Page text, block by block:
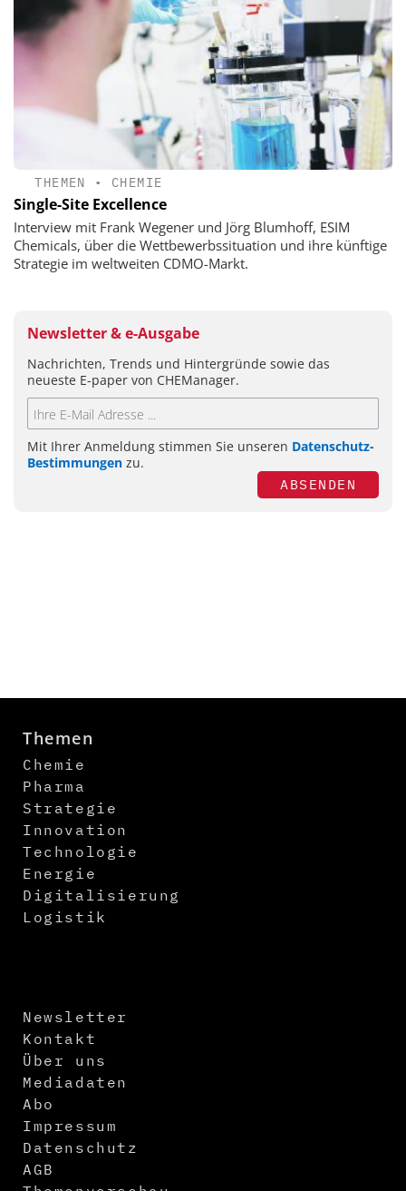
THEMEN • CHEMIE
Single-Site Excellence
Interview mit Frank Wegener und Jörg Blumhoff, ESIM
Chemicals, über die Wettbewerbssituation und ihre künftige
Strategie im weltweiten CDMO-Markt.
Newsletter & e-Ausgabe
Nachrichten, Trends und Hintergründe sowie das
neueste E-paper von CHEManager.
Mit Ihrer Anmeldung stimmen Sie unseren Datenschutz-
Bestimmungen zu.
ABSENDEN
Themen
Chemie
Pharma
Strategie
Innovation
Technologie
Energie
Digitalisierung
Logistik
Newsletter
Kontakt
Über uns
Mediadaten
Abo
Impressum
Datenschutz
AGB